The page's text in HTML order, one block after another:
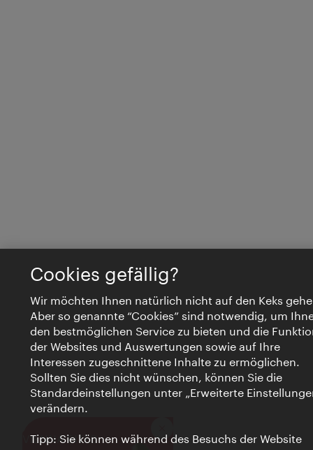
VIENNA BITES Schließen
Cookies gefällig?
Wir möchten Ihnen natürlich nicht auf den Keks
Aber so genannte “Cookies” sind notwendig, um
den bestmöglichen Service zu bieten und die
der Websites und Auswertungen sowie auf Ihre
Interessen zugeschnittene Inhalte zu ermöglichen.
Sollten Sie dies nicht wünschen, können Sie die
Standardeinstellungen unter „Erweiterte
verändern.
Tipp: Sie können während des Besuchs der Website